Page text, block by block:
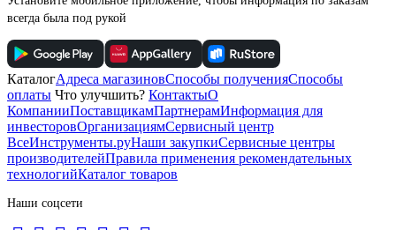
всегда была под рукой
КаталогАдреса магазиновСпособы полученияСпособы
оплаты Что улучшить? КонтактыО
КомпанииПоставщикамПартнерамИнформация для
инвесторовОрганизациямСервисный центр
ВсеИнструменты.руНаши закупкиСервисные центры
производителейПравила применения рекомендательных
технологийКаталог товаров
Наши соцсети